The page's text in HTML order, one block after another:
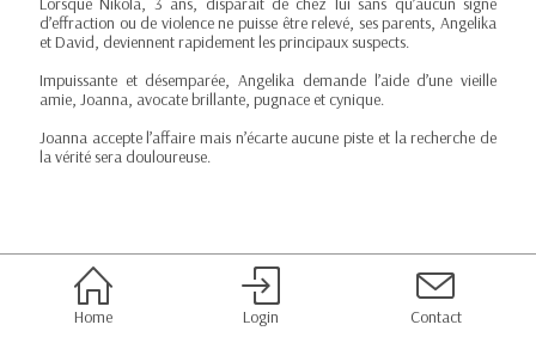
d’effraction ou de violence ne puisse être relevé, ses parents, Angelika
et David, deviennent rapidement les principaux suspects.
Impuissante et désemparée, Angelika demande l’aide d’une vieille
amie, Joanna, avocate brillante, pugnace et cynique.
Joanna accepte l’affaire mais n’écarte aucune piste et la recherche de
la vérité sera douloureuse.
Home Login Contact